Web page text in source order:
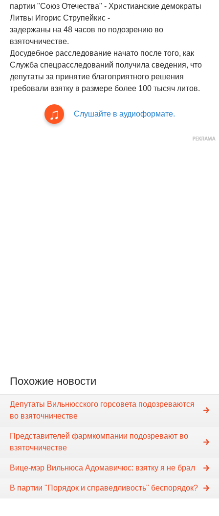
партии "Союз Отечества" - Христианские демократы
Литвы Игорис Струпейкис -
задержаны на 48 часов по подозрению во
взяточничестве.
Досудебное расследование начато после того, как
Служба спецрасследований получила сведения, что
депутаты за принятие благоприятного решения
требовали взятку в размере более 100 тысяч литов.
Слушайте в аудиоформате.
Похожие новости
Депутаты Вильнюсского горсовета подозреваются
во взяточничестве
Представителей фармкомпании подозревают во
взяточничестве
Вице-мэр Вильнюса Адомавичюс: взятку я не брал
В партии "Порядок и справедливость" беспорядок?